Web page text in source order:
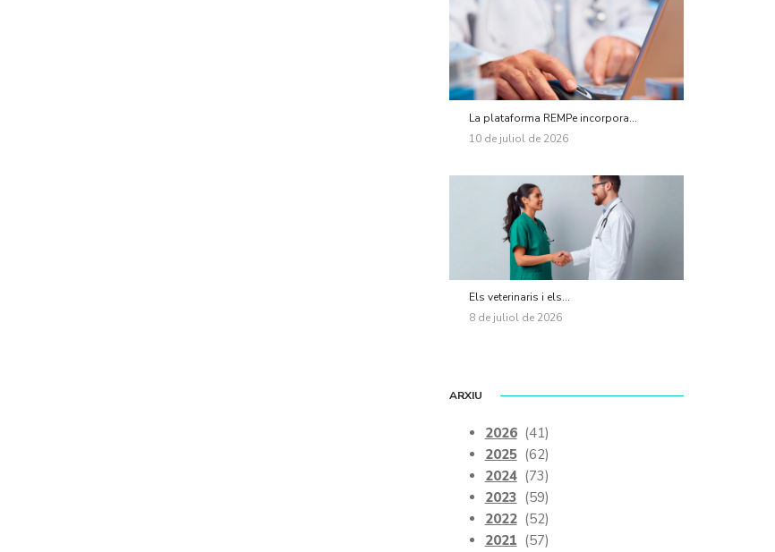
La plataforma REMPe incorpora...
10 de juliol de 2026
Els veterinaris i els...
8 de juliol de 2026
ARXIU
2026 (41)
2025 (62)
2024 (73)
2023 (59)
2022 (52)
2021 (57)